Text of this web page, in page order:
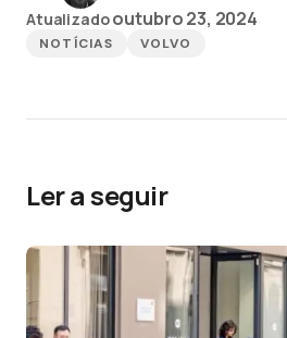
Atualizadooutubro 23, 2024
NOTÍCIAS VOLVO
Ler a seguir